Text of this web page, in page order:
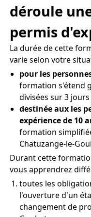
déroule
permis
La durée de cette
varie selon votre
pour les
formation s'étend
divisées sur 3 jours
destinée aux les
expérience de 10
formation
Chatuzange-le-
Durant cette
vous apprendrez
toutes les
l'ouverture d'un
changement de